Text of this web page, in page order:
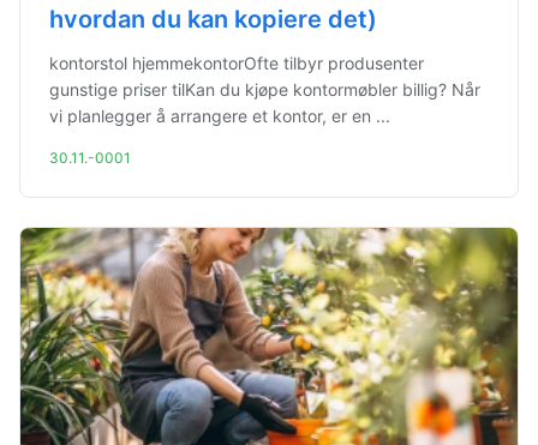
hvordan du kan kopiere det)
kontorstol hjemmekontorOfte tilbyr produsenter
gunstige priser tilKan du kjøpe kontormøbler billig? Når
vi planlegger å arrangere et kontor, er en ...
30.11.-0001